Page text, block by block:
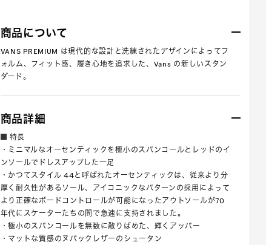
商品について
VANS PREMIUM は現代的な設計と洗練されたデザインによってフ
ォルム、フィット感、履き心地を追求した、Vans の新しいスタン
ダード。
商品詳細
特長
・ミニマルなオーセンティックを極小のスパンコールとレッドのイ
ンソールでドレスアップした一足
・かつてスタイル 44と呼ばれたオーセンティックは、従来より分
厚く耐久性があるソール、アイコニックなパターンの採用によって
より正確なボードコントロールが可能になったアウトソールが70
年代にスケーターたちの間で急速に支持されました。
・極小のスパンコールを無数に散りばめた、輝くアッパー
・マットな質感のヌバックレザーのシュータン